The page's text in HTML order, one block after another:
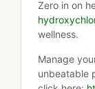
Zero in on
wellness.
Manage
unbeatable